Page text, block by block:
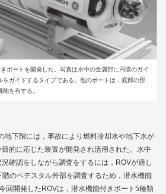
ボートを開発した。写真は水中の金属部に円環のガイ
をガイドするタイプである。他のボートは，底部の形
を有する。
地下階には，事故により燃料冷却水や地下水が
的に応じた装置が開発され活用された。水中
確認をしながら調査をするには，ROVが適し
のペデスタル外部を調査するため，潜水機能
回開発したROVは，潜水機能付きボート5種類